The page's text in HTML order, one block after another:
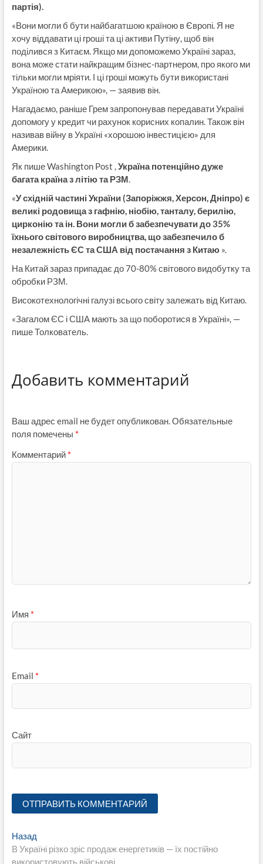
партія).
«Вони могли б бути найбагатшою країною в Європі. Я не
хочу віддавати ці гроші та ці активи Путіну, щоб він
поділився з Китаєм. Якщо ми допоможемо Україні зараз,
вона може стати найкращим бізнес-партнером, про якого ми
тільки могли мріяти. І ці гроші можуть бути використані
Україною та Америкою», — заявив він.
Нагадаємо, раніше Грем запропонував передавати Україні
допомогу у кредит чи рахунок корисних копалин. Також він
називав війну в Україні «хорошою інвестицією» для
Америки.
Як пише Washington Post ,Україна потенційно дуже
багата країна з літію та РЗМ.
«У східній частині України (Запоріжжя, Херсон, Дніпро) є
великі родовища з гафнію, ніобію, танталу, берилію,
цирконію та ін. Вони могли б забезпечувати до 35%
їхнього світового виробництва, що забезпечило б
незалежність ЄС та США від постачання з Китаю».
На Китай зараз припадає до 70-80% світового видобутку та
обробки РЗМ.
Високотехнологічні галузі всього світу залежать від Китаю.
«Загалом ЄС і США мають за що поборотися в Україні», —
пише Толкователь.
Добавить комментарий
Ваш адрес email не будет опубликован. Обязательные
поля помечены *
Комментарий *
Имя *
Email *
Сайт
Навигация
по
НазадПредыдущая
запись:
В Україні різко зріс продаж енергетиків — їх постійно